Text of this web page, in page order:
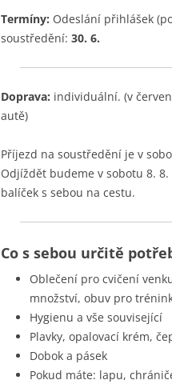
Termíny: Odeslání přihlášek
soustředění: 30. 6.
Doprava: individuální. (v
autě)
Příjezd na soustředění je v
Odjíždět budeme v sobotu 8.
balíček s sebou na cestu.
Co s sebou určitě
Oblečení pro cvičení
množství, obuv pro
Hygienu a vše související
Plavky, opalovací krém,
Dobok a pásek
Pokud máte: lapu,